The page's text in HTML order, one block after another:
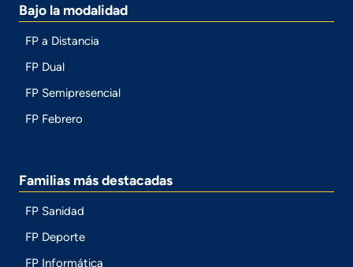
Bajo la modalidad
FP a Distancia
FP Dual
FP Semipresencial
FP Febrero
Familias más destacadas
FP Sanidad
FP Deporte
FP Informática